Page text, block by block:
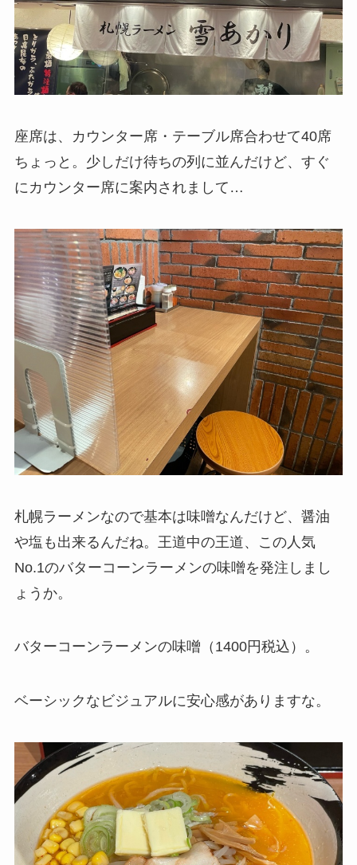
座席は、カウンター席・テーブル席合わせて40席
ちょっと。少しだけ待ちの列に並んだけど、すぐ
にカウンター席に案内されまして…
札幌ラーメンなので基本は味噌なんだけど、醤油
や塩も出来るんだね。王道中の王道、この人気
No.1のバターコーンラーメンの味噌を発注しまし
ょうか。
バターコーンラーメンの味噌（1400円税込）。
ベーシックなビジュアルに安心感がありますな。